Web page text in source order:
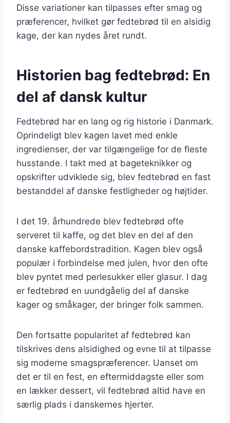
Disse variationer kan tilpasses efter smag og
præferencer, hvilket gør fedtebrød til en alsidig
kage, der kan nydes året rundt.
Historien bag fedtebrød: En
del af dansk kultur
Fedtebrød har en lang og rig historie i Danmark.
Oprindeligt blev kagen lavet med enkle
ingredienser, der var tilgængelige for de fleste
husstande. I takt med at bageteknikker og
opskrifter udviklede sig, blev fedtebrød en fast
bestanddel af danske festligheder og højtider.
I det 19. århundrede blev fedtebrød ofte
serveret til kaffe, og det blev en del af den
danske kaffebordstradition. Kagen blev også
populær i forbindelse med julen, hvor den ofte
blev pyntet med perlesukker eller glasur. I dag
er fedtebrød en uundgåelig del af danske
kager og småkager, der bringer folk sammen.
Den fortsatte popularitet af fedtebrød kan
tilskrives dens alsidighed og evne til at tilpasse
sig moderne smagspræferencer. Uanset om
det er til en fest, en eftermiddagste eller som
en lækker dessert, vil fedtebrød altid have en
særlig plads i danskernes hjerter.